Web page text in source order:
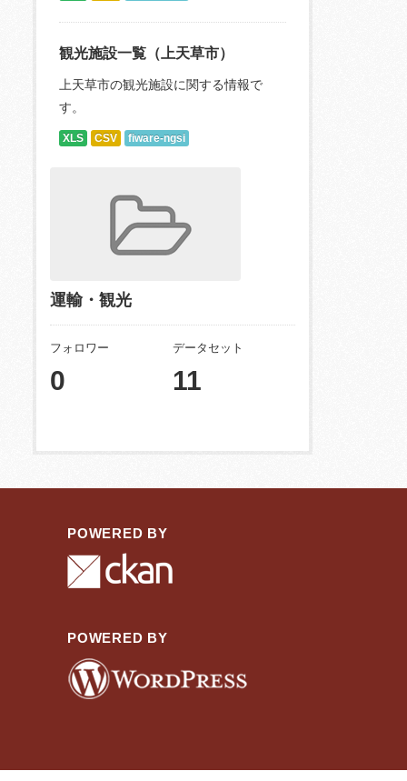
観光施設一覧（上天草市）
上天草市の観光施設に関する情報で
す。
XLS CSV fiware-ngsi
運輸・観光
フォロワー
0
データセット
11
POWERED BY
POWERED BY